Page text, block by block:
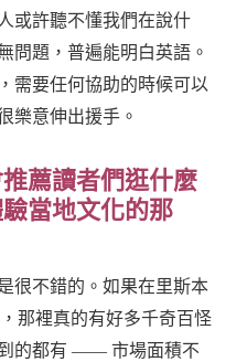
或許聽不懂我們在說什
問題，普遍能明白英語。
需要任何協助的時候可以
樂意伸出援手。
薦讀者們逛什麼
當地文化的那
很不錯的。如果在里斯本
那裡真的有好多千奇百怪
的都有 —— 市場面積不